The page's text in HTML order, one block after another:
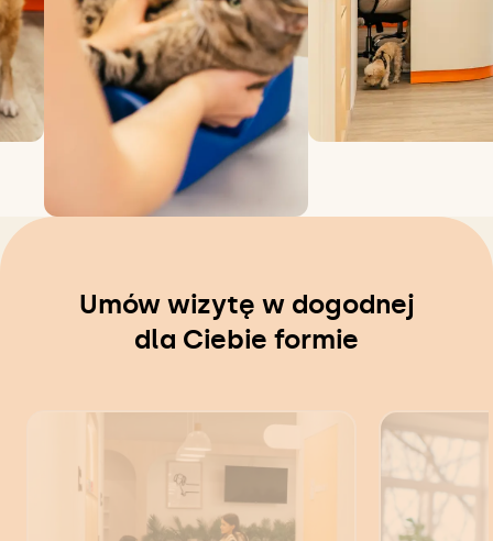
Umów wizytę w dogodnej
dla Ciebie formie